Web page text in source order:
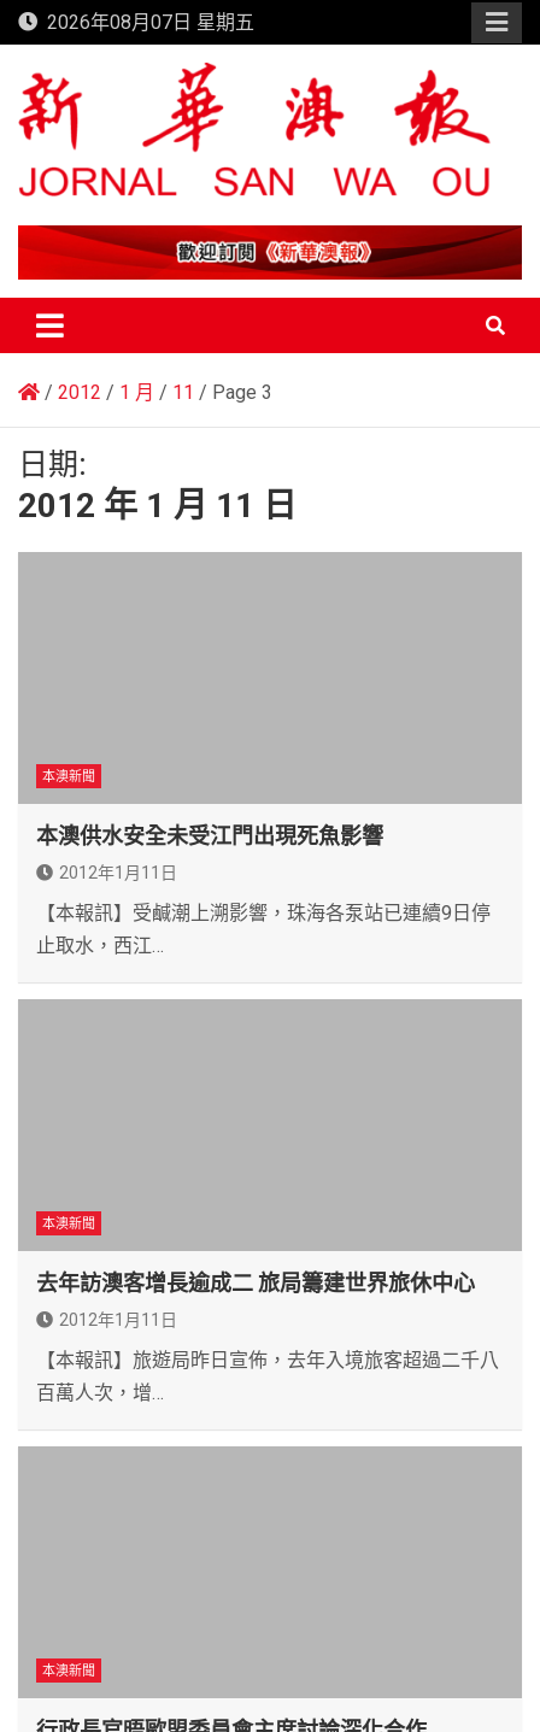
Skip
to
content
2026年08月07日 星期五
新華澳報
2012 1 月 11 Page 3
日期:
2012 年 1 月 11 日
本澳新聞
本澳供水安全未受江門出現死魚影響
2012年1月11日
【本報訊】受鹹潮上溯影響，珠海各泵站已連續9日停
止取水，西江…
本澳新聞
去年訪澳客增長逾成二 旅局籌建世界旅休中心
2012年1月11日
【本報訊】旅遊局昨日宣佈，去年入境旅客超過二千八
百萬人次，增…
本澳新聞